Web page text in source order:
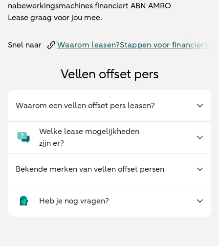
nabewerkingsmachines financiert ABN AMRO
Lease graag voor jou mee.
Snel naar Waarom leasen?Stappen voor financiering
Vellen offset pers
Waarom een vellen offset pers leasen?
Welke lease mogelijkheden
zijn er?
Bekende merken van vellen offset persen
Heb je nog vragen?